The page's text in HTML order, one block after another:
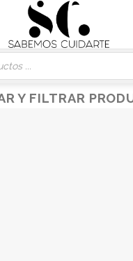
Y FILTRAR